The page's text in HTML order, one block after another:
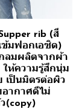
rib (สี
ข้มฟอกเอซิด)
ลมผลิตจากผ้า
ให้ความรู้สึกนุ่ม
เป็นมิตรต่อผิว
อากาศดีไม่
(copy)